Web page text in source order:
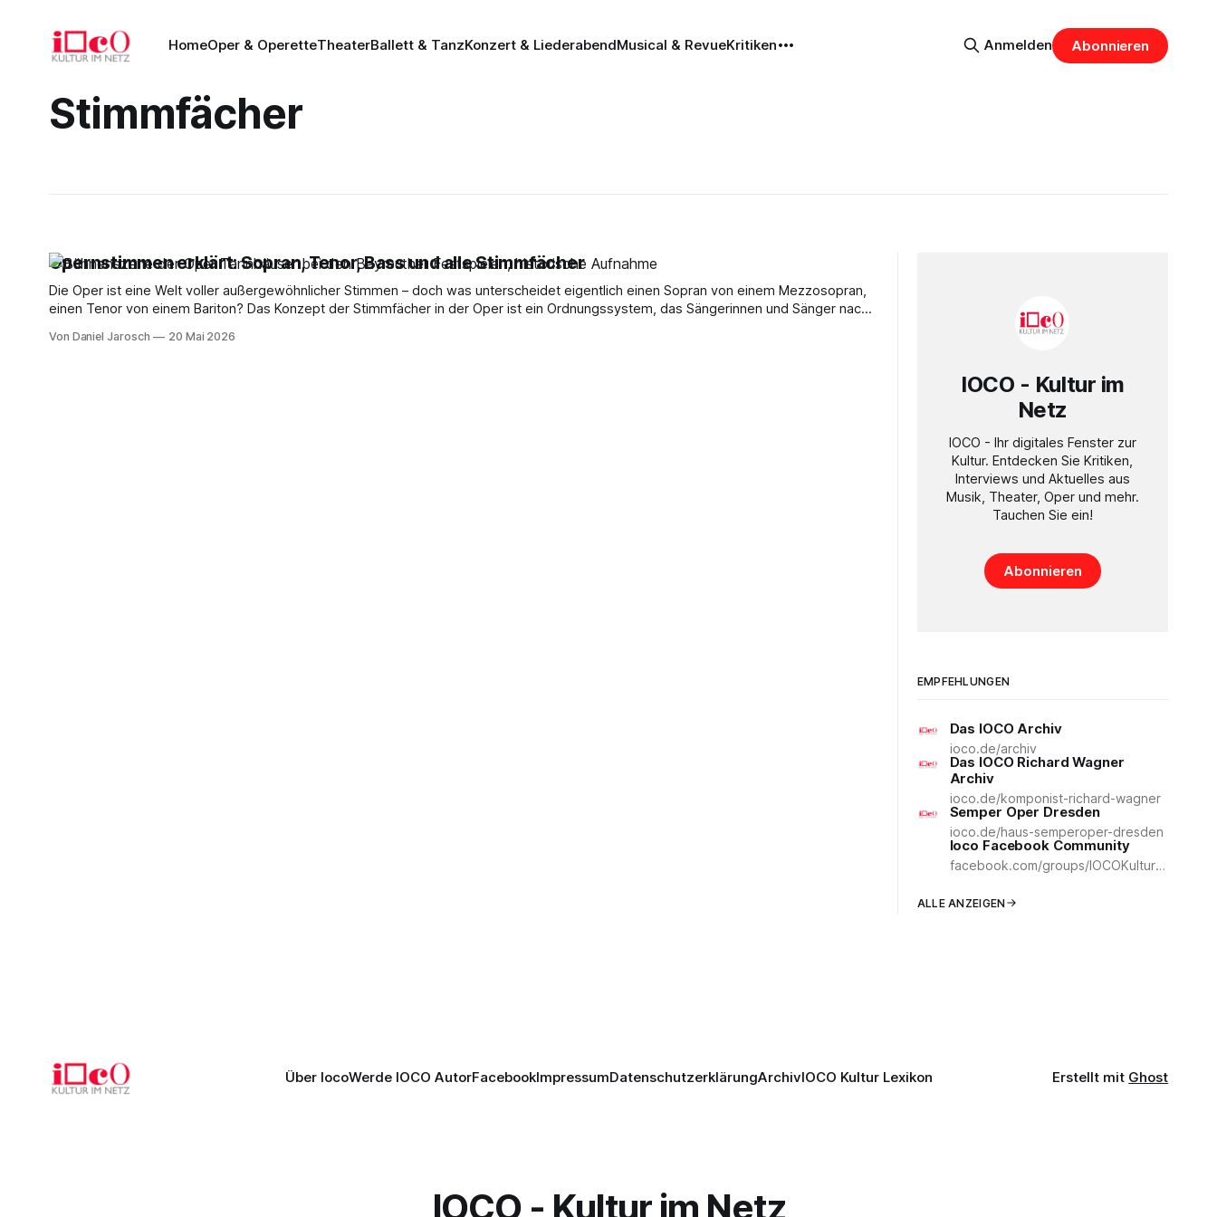
HomeOper & OperetteTheaterBallett & TanzKonzert & LiederabendMusical & RevueKritiken Anmelden Abonnieren
Stimmfächer
Opernstimmen erklärt: Sopran, Tenor, Bass und alle Stimmfächer
Die Oper ist eine Welt voller außergewöhnlicher Stimmen – doch was unterscheidet eigentlich einen Sopran von einem Mezzosopran,
einen Tenor von einem Bariton? Das Konzept der Stimmfächer in der Oper ist ein Ordnungssystem, das Sängerinnen und Sänger nach
Von Daniel Jarosch 20 Mai 2026
IOCO - Kultur im
Netz
IOCO - Ihr digitales Fenster zur
Kultur. Entdecken Sie Kritiken,
Interviews und Aktuelles aus
Musik, Theater, Oper und mehr.
Tauchen Sie ein!
Abonnieren
EMPFEHLUNGEN
Das IOCO Archiv
ioco.de/archiv
Das IOCO Richard Wagner
Archiv
ioco.de/komponist-richard-wagner
Semper Oper Dresden
ioco.de/haus-semperoper-dresden
Ioco Facebook Community
facebook.com/groups/IOCOKulturCommunity
ALLE ANZEIGEN
Über IocoWerde IOCO AutorFacebookImpressumDatenschutzerklärungArchivIOCO Kultur Lexikon Erstellt mit Ghost
IOCO - Kultur im Netz